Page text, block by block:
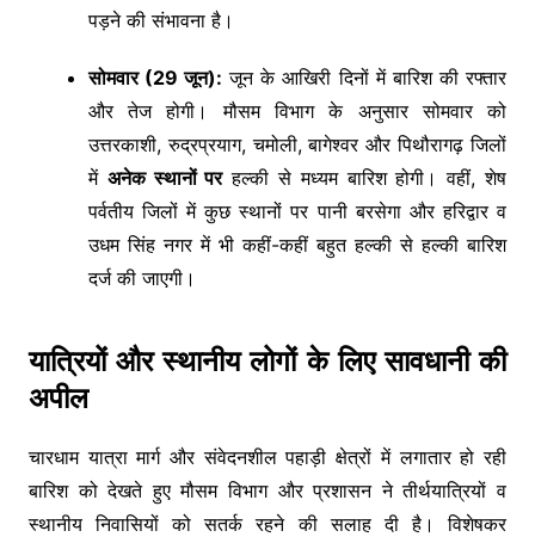
पड़ने की संभावना है।
सोमवार (29 जून): जून के आखिरी दिनों में बारिश की रफ्तार
और तेज होगी। मौसम विभाग के अनुसार सोमवार को
उत्तरकाशी, रुद्रप्रयाग, चमोली, बागेश्वर और पिथौरागढ़ जिलों
में अनेक स्थानों परहल्की से मध्यम बारिश होगी। वहीं, शेष
पर्वतीय जिलों में कुछ स्थानों पर पानी बरसेगा और हरिद्वार व
उधम सिंह नगर में भी कहीं-कहीं बहुत हल्की से हल्की बारिश
दर्ज की जाएगी।
यात्रियों और स्थानीय लोगों के लिए सावधानी की
अपील
चारधाम यात्रा मार्ग और संवेदनशील पहाड़ी क्षेत्रों में लगातार हो रही
बारिश को देखते हुए मौसम विभाग और प्रशासन ने तीर्थयात्रियों व
स्थानीय निवासियों को सतर्क रहने की सलाह दी है। विशेषकर